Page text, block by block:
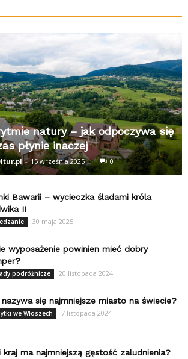
natury – jak odpoczywa się
płynie inaczej
- 15 września 2025 0
Bawarii – wycieczka śladami króla
II
30 maja 2025
wyposażenie powinien mieć dobry
podróżnicze 20 listopada 2024
nazywa się najmniejsze miasto na świecie?
we Włoszech 7 listopada 2024
kraj ma najmniejszą gęstość zaludnienia?